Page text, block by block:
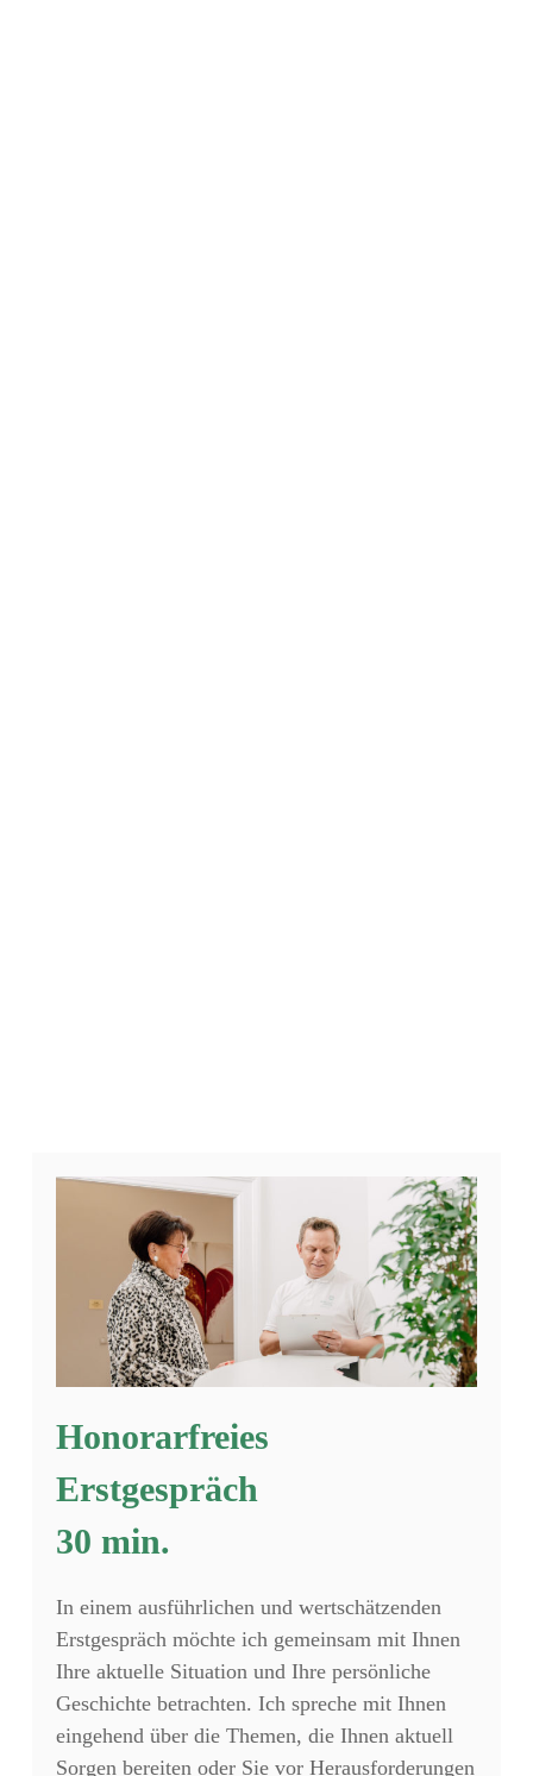
Honorarfreies
Erstgespräch
30 min.
In einem ausführlichen und wertschätzenden
Erstgespräch möchte ich gemeinsam mit Ihnen
Ihre aktuelle Situation und Ihre persönliche
Geschichte betrachten. Ich spreche mit Ihnen
eingehend über die Themen, die Ihnen aktuell
Sorgen bereiten oder Sie vor Herausforderungen